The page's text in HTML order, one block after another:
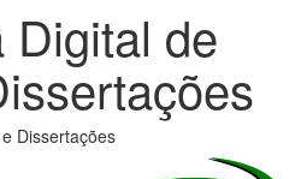
Digital de
Dissertações